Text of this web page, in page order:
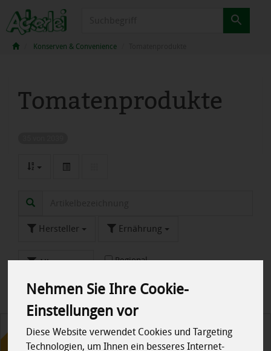
Nehmen Sie Ihre Cookie-
Einstellungen vor
Diese Website verwendet Cookies und Targeting
Technologien, um Ihnen ein besseres Internet-
Konserven & Convenience
Tomatenprodukte
Hersteller Ernährung
Allergene Regional
Aktion!